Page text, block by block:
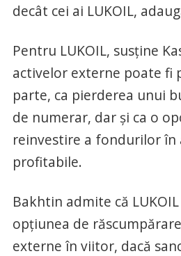
decât cei ai LUKOIL,
Pentru LUKOIL, susține
activelor externe poate fi
parte, ca pierderea unui
de numerar, dar și ca o
reinvestire a fondurilor în
profitabile.
Bakhtin admite că
opțiunea de
externe în viitor, dacă